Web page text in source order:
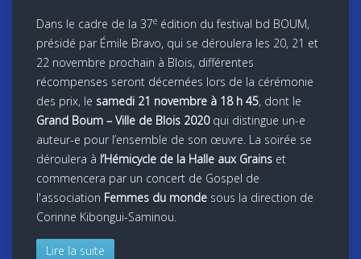
Dans le cadre de la 37e édition du festival bd BOUM,
présidé par Émile Bravo, qui se déroulera les 20, 21 et
22 novembre prochain à Blois, différentes
récompenses seront décernées lors de la cérémonie
des prix, le samedi 21 novembre à 18 h 45, dont le
Grand Boum – Ville de Blois 2020qui distingue un-e
auteur-e pour l’ensemble de son œuvre. La soirée se
déroulera à l’Hémicycle de la Halle aux Grains et
commencera par un concert de Gospel de
l'association Femmes du monde sous la direction de
Corinne Kibongui-Saminou.
Lire la suite